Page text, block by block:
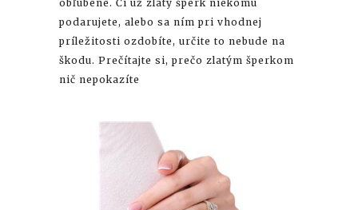
obľúbené. Či už zlatý šperk niekomu
podarujete, alebo sa ním pri vhodnej
príležitosti ozdobíte, určite to nebude na
škodu. Prečítajte si, prečo zlatým šperkom
nič nepokazíte